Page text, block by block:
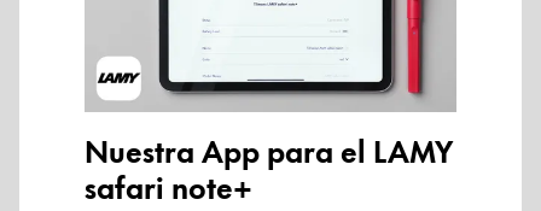
Nuestra App para el LAMY
safari note+